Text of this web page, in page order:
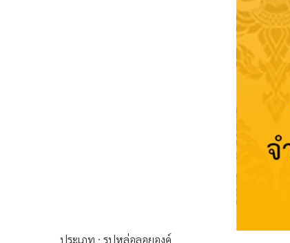
ประเภท : รูปหล่อลอยองค์